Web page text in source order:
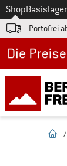
Zum
ShopBasislager
Portofrei
/